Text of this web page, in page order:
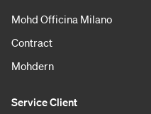
Mohd Officina Milano
Contract
Mohdern
Service Client